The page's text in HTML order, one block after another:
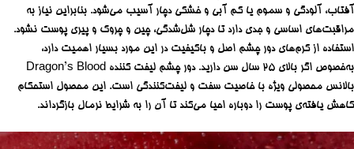
آفتاب، آلودگی و سموم یا کم آبی و خشکی دچار آسیب می‌شود. بنابراین نیاز به
مراقبت‌های اساسی و جدی دارد تا دچار شل‌شدگی، چین و چروک و پیری پوست نشود.
استفاده از کرم‌های دور چشم اصل و باکیفیت در این مورد بسیار اهمیت دارد،
به‌خصوص اگر بالای 25 سال سن دارید. دور چشم لیفت کننده Dragon’s Blood
بالانس محصولی ویژه با خاصیت سفت و لیفت‌کنندگی است. این محصول استحکام
کاهش یافته‌ی پوست را دوباره احیا می‌کند تا آن را به شرایط نرمال بازگرداند.